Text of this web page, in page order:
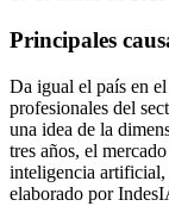
Principales
Da igual el país en
profesionales del
una idea de la
tres años, el
inteligencia artificial,
elaborado por